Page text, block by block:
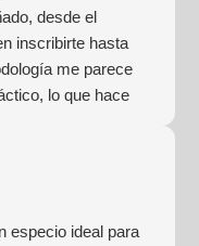
desde el
inscribirte hasta
me parece
lo que hace
especio ideal para